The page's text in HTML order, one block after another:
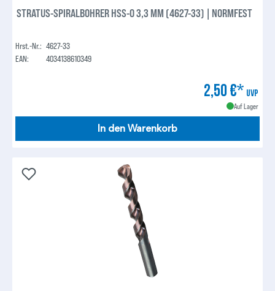
STRATUS-SPIRALBOHRER HSS-O 3,3 MM (4627-33) | NORMFEST
Hrst.-Nr.: 4627-33
EAN:
4034138610349
2,50 €* UVP
Auf Lager
In den Warenkorb